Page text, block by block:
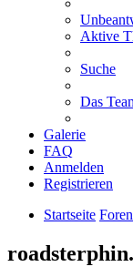
Aktive
Suche
Das
Galerie
FAQ
Anmelden
Registrieren
Startseite